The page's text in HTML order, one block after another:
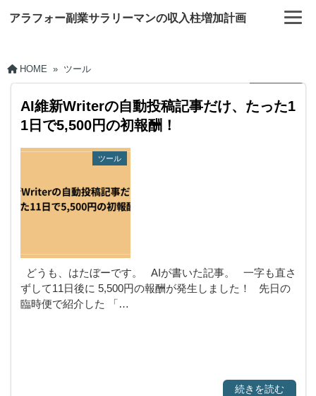
アラフォー副業サラリーマンの収入柱増加計画
HOME » ツール
AI維新Writerの自動投稿記事だけ、たった1
1日で5,500円の初報酬！
ツール
どうも、はたぼーです。 AIが書いた記事。 一字も直さ
ずして11日後に 5,500円の報酬が発生しました！ 先日の
臨時便で紹介した 「…
続きを読む